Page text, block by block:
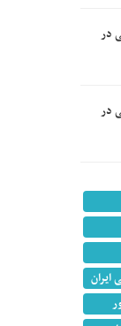
در
در
ایران